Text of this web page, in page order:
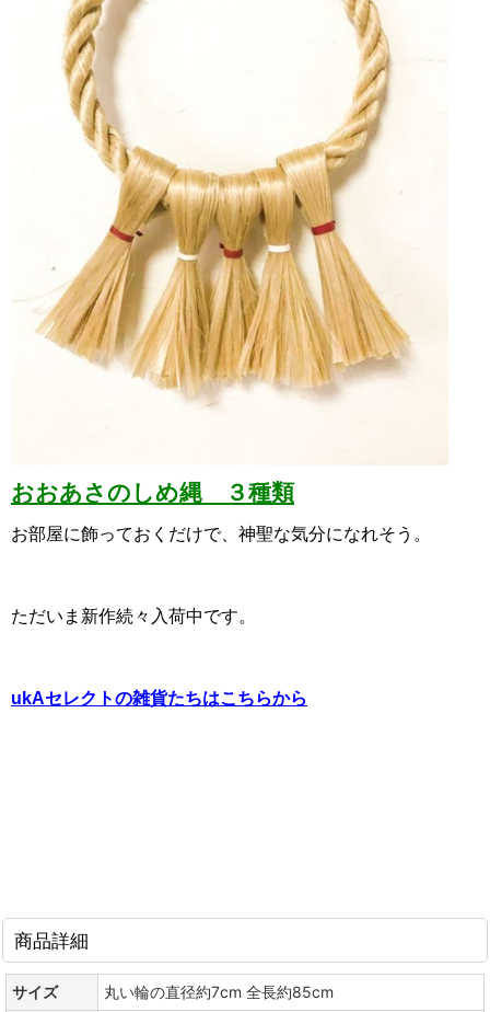
おおあさのしめ縄 ３種類
お部屋に飾っておくだけで、神聖な気分になれそう。
ただいま新作続々入荷中です。
ukAセレクトの雑貨たちはこちらから
商品詳細
サイズ
丸い輪の直径約7cm 全長約85cm